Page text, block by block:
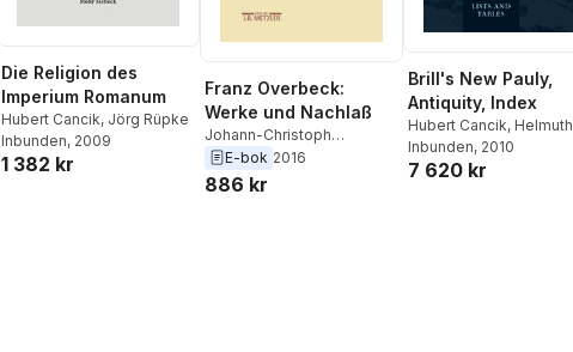
Die Religion des
Imperium Romanum
Hubert Cancik, Jörg Rüpke
Inbunden, 2009
1 382 kr
Franz Overbeck:
Werke und Nachlaß
Johann-Christoph
Emmelius ,Mariann
Stauffacher-Schaub
E-bok 2016
886 kr
Brill's New Pauly,
Antiquity, Index
Hubert Cancik, Helmuth
Schneider
Inbunden, 2010
7 620 kr